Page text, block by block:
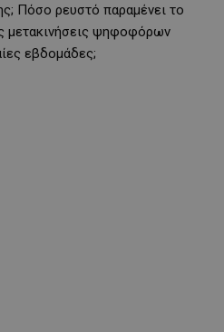
Πόσο ρευστό παραμένει το
μετακινήσεις ψηφοφόρων
εβδομάδες;